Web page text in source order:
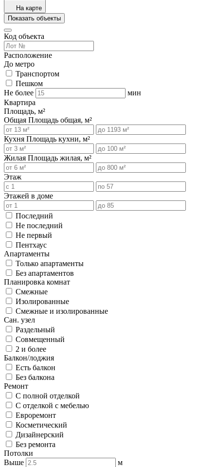
На карте
Показать объекты
Код объекта
Расположение
До метро
Транспортом
Пешком
Не более
мин
Квартира
Площадь, м²
Общая Площадь общая, м²
Кухня Площадь кухни, м²
Жилая Площадь жилая, м²
Этаж
Этажей в доме
Последний
Не последний
Не первый
Пентхаус
Апартаменты
Только апартаменты
Без апартаментов
Планировка комнат
Смежные
Изолированные
Смежные и изолированные
Сан. узел
Раздельный
Совмещенный
2 и более
Балкон/лоджия
Есть балкон
Без балкона
Ремонт
С полной отделкой
С отделкой с мебелью
Евроремонт
Косметический
Дизайнерский
Без ремонта
Потолки
Выше
м